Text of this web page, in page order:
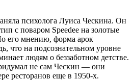
психолога Луиса Ческина. Он
с поваром Speedee на золотые
его мнению, форма арок
что на подсознательном уровне
людям о беззаботном детстве.
не сам Ческин — они
ресторанов еще в 1950-х.